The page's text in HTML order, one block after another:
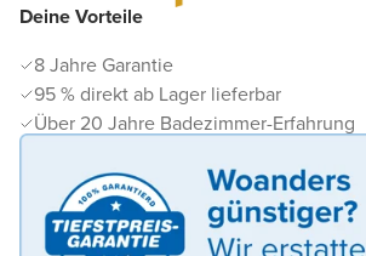
Deine Vorteile
8 Jahre Garantie
95 % direkt ab Lager lieferbar
Über 20 Jahre Badezimmer-Erfahrung